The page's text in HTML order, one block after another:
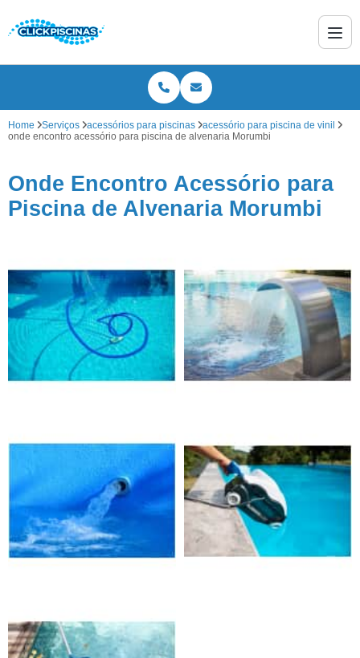
Home Serviços acessórios para piscinas
acessório para piscina de vinil
onde encontro acessório para piscina de alvenaria Morumbi
Onde Encontro Acessório para
Piscina de Alvenaria Morumbi